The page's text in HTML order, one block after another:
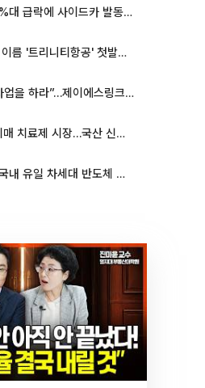
코스피, 장중 5%대 급락에 사이드카 발동…삼성·SK 동반 폭락
티웨이항공, 새 이름 '트리니티항공' 첫발…SSC 전략 본격화
트럼프 “자석 사업을 하라”…제이에스링크, 비중국 영구자석 공급망 구축 속도
‘레켐비’ 독주 치매 치료제 시장…국산 신약 등장하나
라온로보틱스, 국내 유일 차세대 반도체 공정 로봇 개발 ‘고객사 테스트 진행’